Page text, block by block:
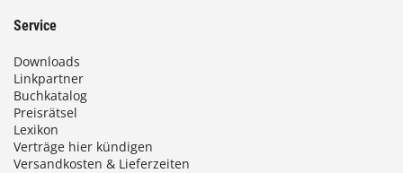
Service
Downloads
Linkpartner
Buchkatalog
Preisrätsel
Lexikon
Verträge hier kündigen
Versandkosten & Lieferzeiten